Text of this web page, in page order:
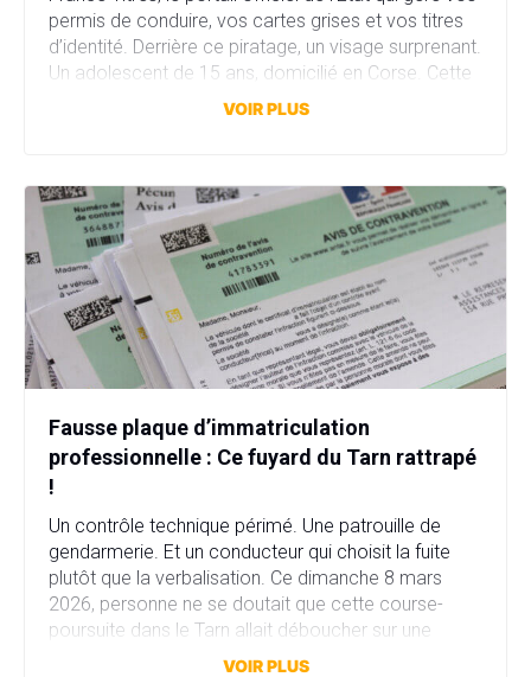
permis de conduire, vos cartes grises et vos titres
d’identité. Derrière ce piratage, un visage surprenant.
Un adolescent de 15 ans, domicilié en Corse. Cette
attaque a compromis plus de 11,7 millions comptes
VOIR PLUS
Fausse plaque d’immatriculation
professionnelle : Ce fuyard du Tarn rattrapé
!
Un contrôle technique périmé. Une patrouille de
gendarmerie. Et un conducteur qui choisit la fuite
plutôt que la verbalisation. Ce dimanche 8 mars
2026, personne ne se doutait que cette course-
poursuite dans le Tarn allait déboucher sur une
affaire bien plus sérieuse que prévu. Fausse plaque
VOIR PLUS